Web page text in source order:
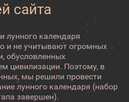
сайта
лунного календаря
и не учитывают огромных
обусловленных
цивилизации. Поэтому, в
мы решили провести
лунного календаря (набор
завершен).